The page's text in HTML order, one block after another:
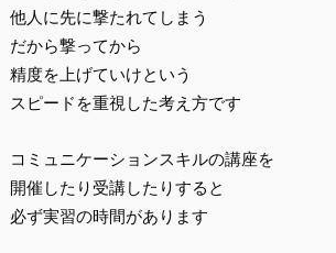
他人に先に撃たれてしまう
だから撃ってから
精度を上げていけという
スピードを重視した考え方です
コミュニケーションスキルの講座を
開催したり受講したりすると
必ず実習の時間があります